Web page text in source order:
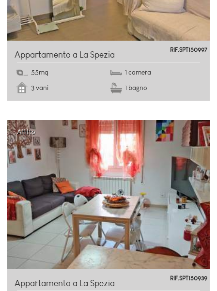
Appartamento a La Spezia RIF.SPT150997
centro-stazione
55mq
1 camera
3 vani
1 bagno
Affitto
Appartamento a La Spezia RIF.SPT150939
Colli/Vicci